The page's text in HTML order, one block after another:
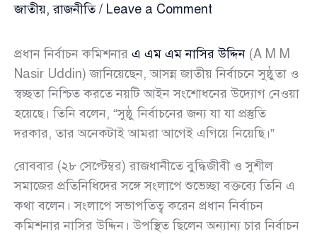
জাতীয়,রাজনীতি/ Leave a Comment
প্রধান নির্বাচন কমিশনার এ এম এম নাসির উদ্দিন (A M M
Nasir Uddin) জানিয়েছেন, আসন্ন জাতীয় নির্বাচনে সুষ্ঠুতা ও
স্বচ্ছতা নিশ্চিত করতে নয়টি আইন সংশোধনের উদ্যোগ নেওয়া
হয়েছে। তিনি বলেন, “সুষ্ঠু নির্বাচনের জন্য যা যা প্রস্তুতি
দরকার, তার অনেকটাই আমরা আগেই এগিয়ে নিয়েছি।”
রোববার (২৮ সেপ্টেম্বর) রাজধানীতে বুদ্ধিজীবী ও সুশীল
সমাজের প্রতিনিধিদের সঙ্গে সংলাপে শুভেচ্ছা বক্তব্যে তিনি এ
কথা বলেন। সংলাপে সভাপতিত্ব করেন প্রধান নির্বাচন
কমিশনার নাসির উদ্দিন। উপস্থিত ছিলেন অন্যান্য চার নির্বাচন